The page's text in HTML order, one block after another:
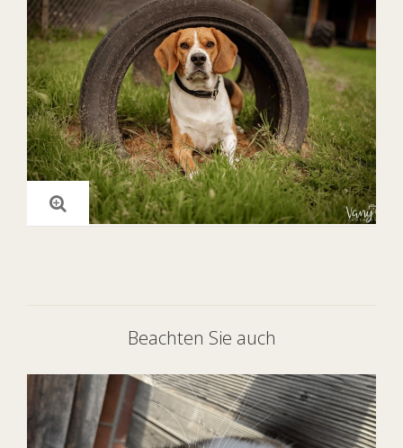
Beachten Sie auch